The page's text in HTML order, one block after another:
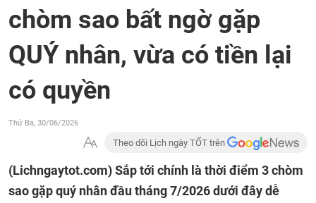
chòm sao bất ngờ gặp
QUÝ nhân, vừa có tiền lại
có quyền
Thứ Ba, 30/06/2026
Theo dõi Lịch ngày TỐT trên
(Lichngaytot.com)Sắp tới chính là thời điểm 3 chòm
sao gặp quý nhân đầu tháng 7/2026 dưới đây dễ